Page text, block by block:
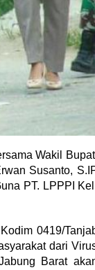
Wakil
Susanto,
PT. LPPPI
0419/
dari
Barat